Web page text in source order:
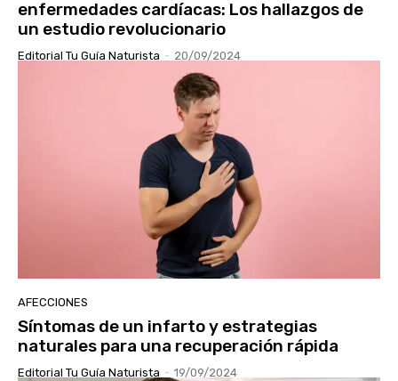
enfermedades cardíacas: Los hallazgos de
un estudio revolucionario
Editorial Tu Guía Naturista - 20/09/2024
AFECCIONES
Síntomas de un infarto y estrategias
naturales para una recuperación rápida
Editorial Tu Guía Naturista - 19/09/2024